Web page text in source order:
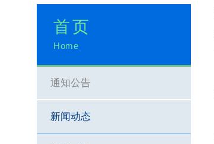
首页
Home
通知公告
新闻动态